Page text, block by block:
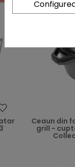
Ceaun din
grill -